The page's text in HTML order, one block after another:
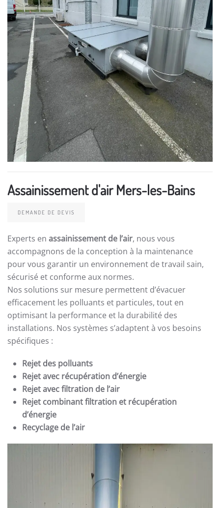
Assainissement d'air Mers-les-Bains
DEMANDE DE DEVIS
Experts en assainissement de l’air, nous vous
accompagnons de la conception à la maintenance
pour vous garantir un environnement de travail sain,
sécurisé et conforme aux normes.
Nos solutions sur mesure permettent d’évacuer
efficacement les polluants et particules, tout en
optimisant la performance et la durabilité des
installations. Nos systèmes s’adaptent à vos besoins
spécifiques :
Rejet des polluants
Rejet avec récupération d’énergie
Rejet avec filtration de l’air
Rejet combinant filtration et récupération
d’énergie
Recyclage de l’air